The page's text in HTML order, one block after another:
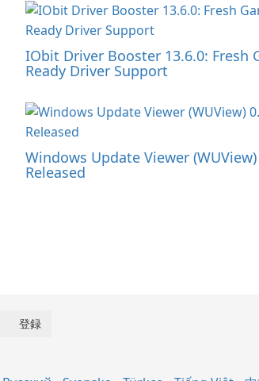
IObit Driver Booster 13.6.0: Fresh
Ready Driver Support
Windows Update Viewer
Released